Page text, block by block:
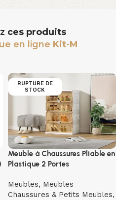
ces produits
en ligne Kit-M
RUPTURE DE
STOCK
Meuble à Chaussures Pliable en
Plastique 2 Portes
Meubles, Meubles
Chaussures & Petits Meubles,